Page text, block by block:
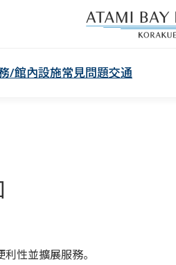
/館內設施常見問題交通
性並擴展服務。